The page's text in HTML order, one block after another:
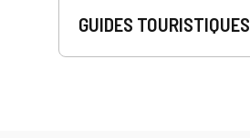
GUIDES TOURISTIQUES